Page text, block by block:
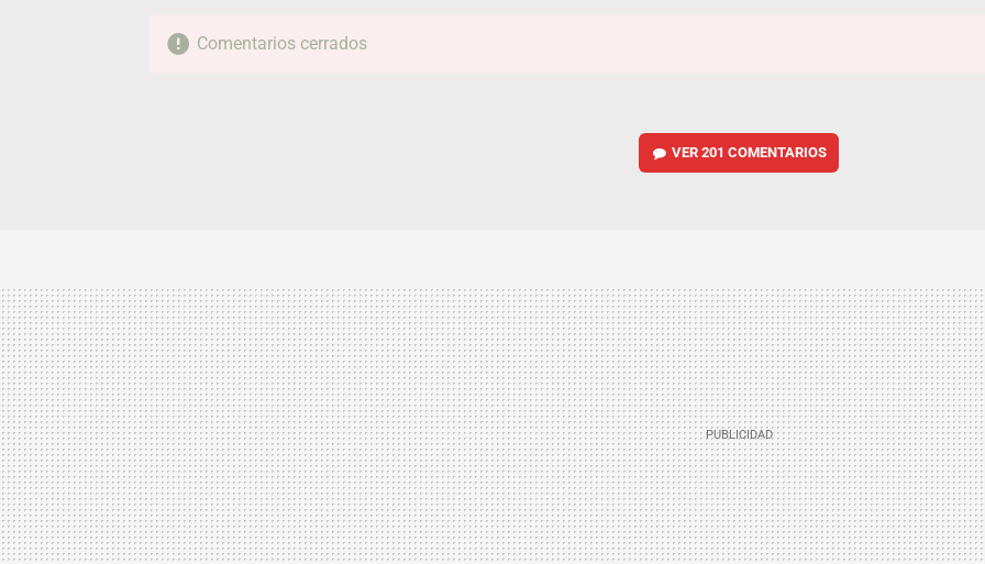
Comentarios cerrados
VER201 COMENTARIOS